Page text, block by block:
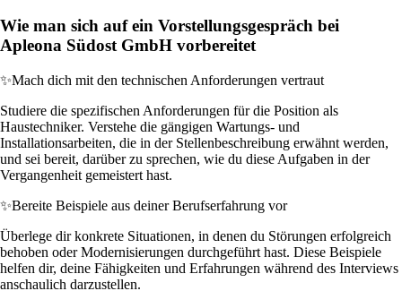
Wie man sich auf ein Vorstellungsgespräch bei
Apleona Südost GmbH vorbereitet
✨Mach dich mit den technischen Anforderungen vertraut
Studiere die spezifischen Anforderungen für die Position als
Haustechniker. Verstehe die gängigen Wartungs- und
Installationsarbeiten, die in der Stellenbeschreibung erwähnt werden,
und sei bereit, darüber zu sprechen, wie du diese Aufgaben in der
Vergangenheit gemeistert hast.
✨Bereite Beispiele aus deiner Berufserfahrung vor
Überlege dir konkrete Situationen, in denen du Störungen erfolgreich
behoben oder Modernisierungen durchgeführt hast. Diese Beispiele
helfen dir, deine Fähigkeiten und Erfahrungen während des Interviews
anschaulich darzustellen.